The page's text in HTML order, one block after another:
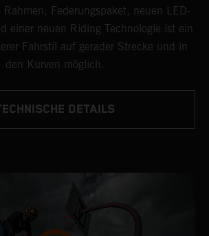
Federungspaket, neuen LED-
einer neuen Riding Technologie ist ein
Fahrstil auf gerader Strecke und in
den Kurven möglich.
DETAILS